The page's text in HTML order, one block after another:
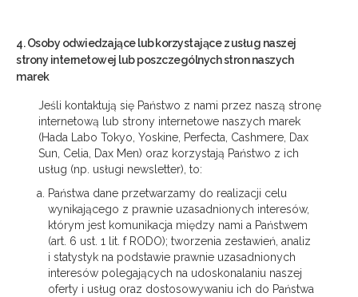
4. Osoby odwiedzające lub korzystające z usług naszej
strony internetowej lub poszczególnych stron naszych
marek
Jeśli kontaktują się Państwo z nami przez naszą stronę
internetową lub strony internetowe naszych marek
(Hada Labo Tokyo, Yoskine, Perfecta, Cashmere, Dax
Sun, Celia, Dax Men) oraz korzystają Państwo z ich
usług (np. usługi newsletter), to:
Państwa dane przetwarzamy do realizacji celu
wynikającego z prawnie uzasadnionych interesów,
którym jest komunikacja między nami a Państwem
(art. 6 ust. 1 lit. f RODO); tworzenia zestawień, analiz
i statystyk na podstawie prawnie uzasadnionych
interesów polegających na udoskonalaniu naszej
oferty i usług oraz dostosowywaniu ich do Państwa